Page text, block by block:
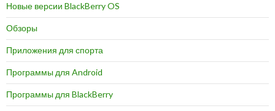
Новые версии BlackBerry OS
Обзоры
Приложения для спорта
Программы для Android
Программы для BlackBerry